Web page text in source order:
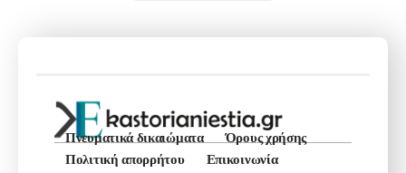
Πνευματικά δικαιώματα
Όρους χρήσης
Πολιτική απορρήτου
Επικοινωνία